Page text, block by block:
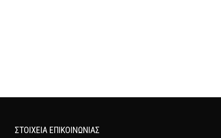
ΣΤΟΙΧΕΊΑ ΕΠΙΚΟΙΝΩΝΊΑΣ